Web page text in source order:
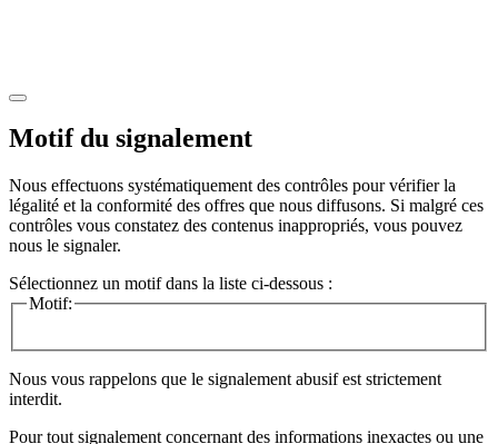
Motif du signalement
Nous effectuons systématiquement des contrôles pour vérifier la
légalité et la conformité des offres que nous diffusons. Si malgré ces
contrôles vous constatez des contenus inappropriés, vous pouvez
nous le signaler.
Sélectionnez un motif dans la liste ci-dessous :
Motif:
Nous vous rappelons que le signalement abusif est strictement
interdit.
Pour tout signalement concernant des informations inexactes ou une